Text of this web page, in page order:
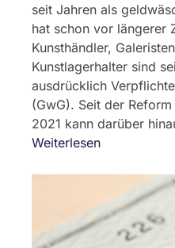
seit Jahren als
hat schon vor längerer
Kunsthändler,
Kunstlagerhalter sind
ausdrücklich
(GwG). Seit der
2021 kann darüber
Weiterlesen